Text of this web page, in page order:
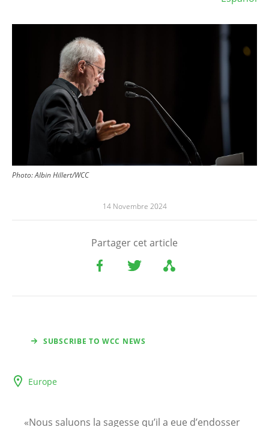
Photo:Albin Hillert/WCC
14 Novembre 2024
Partager cet article
SUBSCRIBE TO WCC NEWS
Europe
«Nous saluons la sagesse qu’il a eue d’endosser